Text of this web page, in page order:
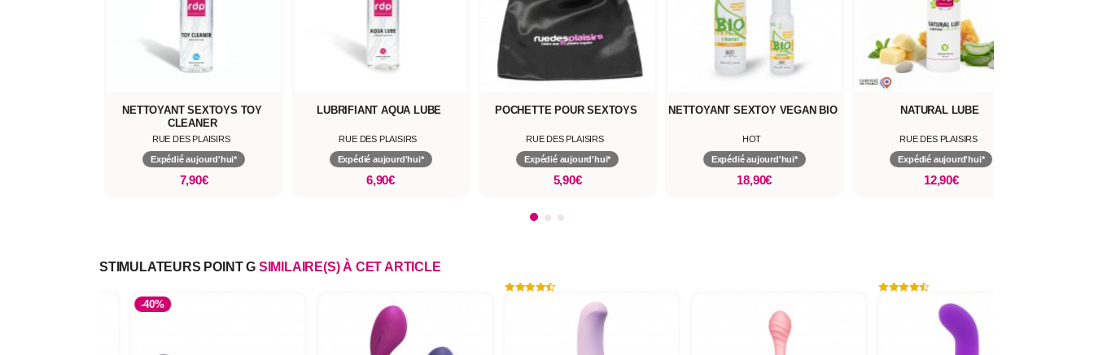
NETTOYANT SEXTOYS TOY
CLEANER
RUE DES PLAISIRS
Expédié aujourd'hui*
7,90€
LUBRIFIANT AQUA LUBE
RUE DES PLAISIRS
Expédié aujourd'hui*
6,90€
POCHETTE POUR SEXTOYS
RUE DES PLAISIRS
Expédié aujourd'hui*
5,90€
NETTOYANT SEXTOY VEGAN BIO
HOT
Expédié aujourd'hui*
18,90€
NATURAL LUBE
RUE DES PLAISIRS
Expédié aujourd'hui*
12,90€
STIMULATEURS POINT G SIMILAIRE(S) À CET ARTICLE